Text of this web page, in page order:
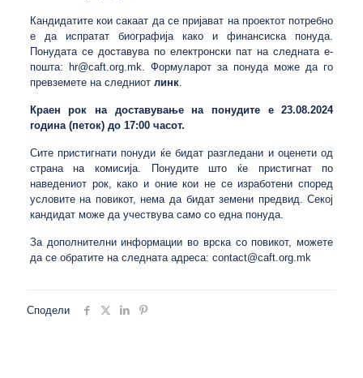
Кандидатите кои сакаат да се пријават на проектот потребно
е да испратат биографија како и финансиска понуда.
Понудата се доставува по електронски пат на следната е-
пошта:
hr@caft.org.mk. Формуларот за понуда може да го
превземете на следниот линк.
Краен рок на доставување на понудите е 23.08.2024
година (петок) до 17:00 часот.
Сите пристигнати понуди ќе бидат разгледани и оценети од
страна на комисија. Понудите што ќе пристигнат по
наведениот рок, како и оние кои не се изработени според
условите на повикот, нема да бидат земени предвид. Секој
кандидат може да учествува само со една понуда.
За дополнителни информации во врска со повикот, можете
да се обратите на следната адреса: contact@caft.org.mk
Сподели